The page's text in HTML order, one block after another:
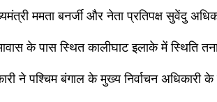
ममता बनर्जी और नेता प्रतिपक्ष सुवेंदु
के पास स्थित कालीघाट इलाके में स्थिति
ने पश्चिम बंगाल के मुख्य निर्वाचन